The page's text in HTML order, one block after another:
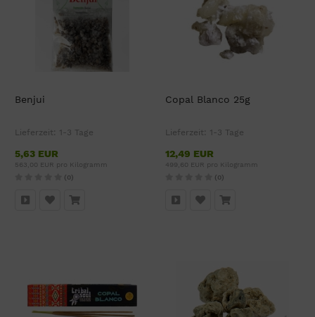
Benjui
Lieferzeit: 1-3 Tage
5,63 EUR
563,00 EUR pro Kilogramm
(0)
Copal Blanco 25g
Lieferzeit: 1-3 Tage
12,49 EUR
499,60 EUR pro Kilogramm
(0)